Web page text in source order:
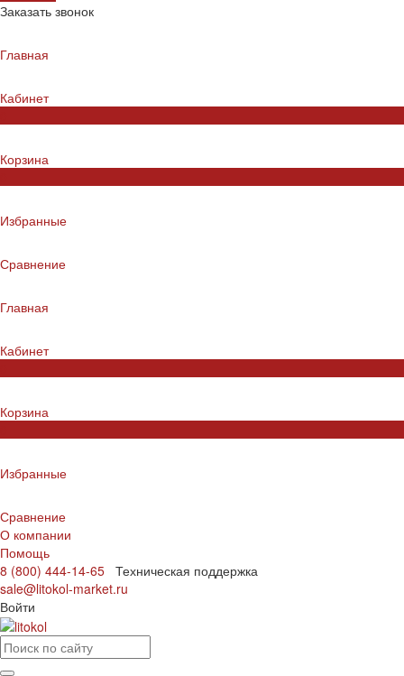
Заказать звонок
Главная
Кабинет
Корзина
Избранные
Сравнение
Главная
Кабинет
Корзина
Избранные
Сравнение
О компании
Помощь
8 (800) 444-14-65 Техническая поддержка
sale@litokol-market.ru
Войти